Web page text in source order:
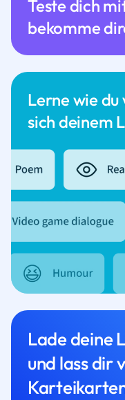
Lerne wie du
sich deinem
Teste dich
bekomme
Lade deine
und lass dir